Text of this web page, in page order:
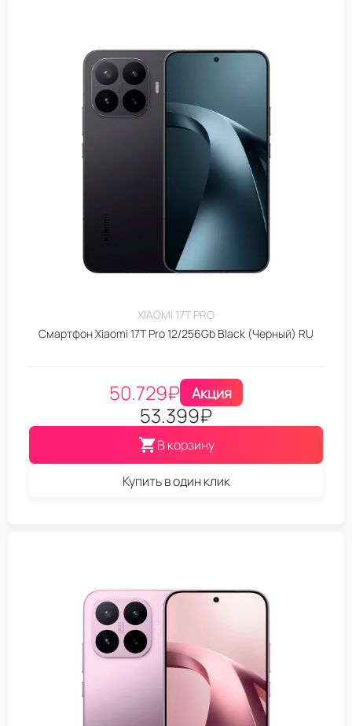
XIAOMI 17T PRO
Смартфон Xiaomi 17T Pro 12/256Gb Black (Черный) RU
50.729₽ Акция
53.399₽
В корзину
Купить в один клик